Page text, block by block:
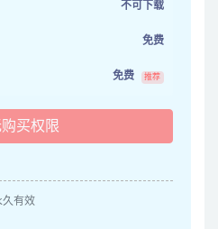
不可下载
免费
免费 推荐
买权限
久有效